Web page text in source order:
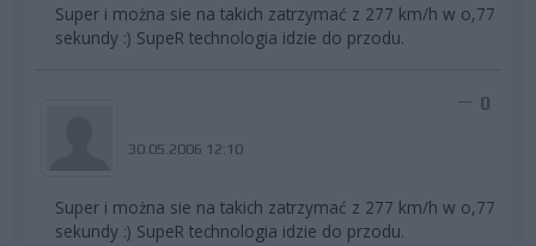
Super i można sie na takich zatrzymać z 277 km/h w o,77
sekundy :) SupeR technologia idzie do przodu.
30.05.2006 12:10
0
Super i można sie na takich zatrzymać z 277 km/h w o,77
sekundy :) SupeR technologia idzie do przodu.